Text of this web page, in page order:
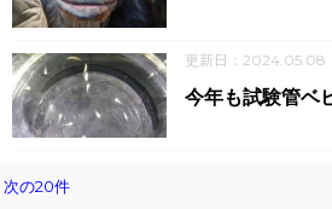
更新日：2024.05.08
今年も試験管ベ
次の20件